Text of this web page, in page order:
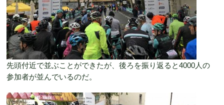
先頭付近で並ぶことができたが、後ろを振り返ると4000人の
参加者が並んでいるのだ。